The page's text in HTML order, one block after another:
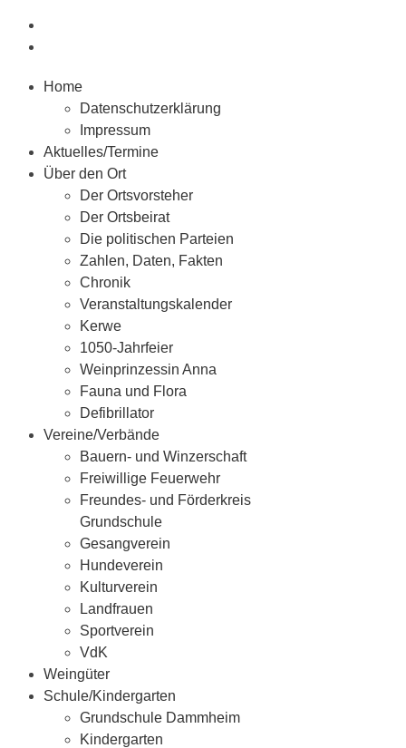
Home
Datenschutzerklärung
Impressum
Aktuelles/Termine
Über den Ort
Der Ortsvorsteher
Der Ortsbeirat
Die politischen Parteien
Zahlen, Daten, Fakten
Chronik
Veranstaltungskalender
Kerwe
1050-Jahrfeier
Weinprinzessin Anna
Fauna und Flora
Defibrillator
Vereine/Verbände
Bauern- und Winzerschaft
Freiwillige Feuerwehr
Freundes- und Förderkreis
Grundschule
Gesangverein
Hundeverein
Kulturverein
Landfrauen
Sportverein
VdK
Weingüter
Schule/Kindergarten
Grundschule Dammheim
Kindergarten